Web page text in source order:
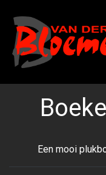
Een mooi